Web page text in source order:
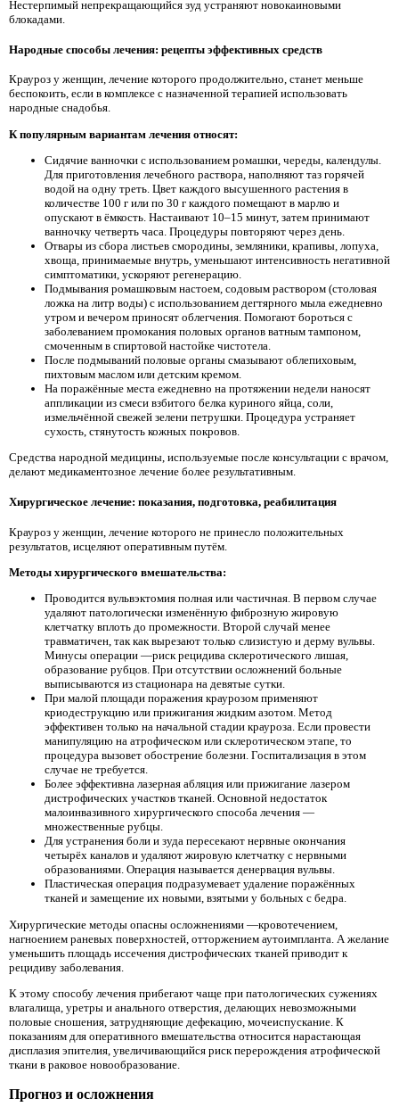
Нестерпимый непрекращающийся зуд устраняют новокаиновыми
блокадами.
Народные способы лечения: рецепты эффективных средств
Крауроз у женщин, лечение которого продолжительно, станет меньше
беспокоить, если в комплексе с назначенной терапией использовать
народные снадобья.
К популярным вариантам лечения относят:
Сидячие ванночки с использованием ромашки, череды, календулы.
Для приготовления лечебного раствора, наполняют таз горячей
водой на одну треть. Цвет каждого высушенного растения в
количестве 100 г или по 30 г каждого помещают в марлю и
опускают в ёмкость. Настаивают 10–15 минут, затем принимают
ванночку четверть часа. Процедуры повторяют через день.
Отвары из сбора листьев смородины, земляники, крапивы, лопуха,
хвоща, принимаемые внутрь, уменьшают интенсивность негативной
симптоматики, ускоряют регенерацию.
Подмывания ромашковым настоем, содовым раствором (столовая
ложка на литр воды) с использованием дегтярного мыла ежедневно
утром и вечером приносят облегчения. Помогают бороться с
заболеванием промокания половых органов ватным тампоном,
смоченным в спиртовой настойке чистотела.
После подмываний половые органы смазывают облепиховым,
пихтовым маслом или детским кремом.
На поражённые места ежедневно на протяжении недели наносят
аппликации из смеси взбитого белка куриного яйца, соли,
измельчённой свежей зелени петрушки. Процедура устраняет
сухость, стянутость кожных покровов.
Средства народной медицины, используемые после консультации с врачом,
делают медикаментозное лечение более результативным.
Хирургическое лечение: показания, подготовка, реабилитация
Крауроз у женщин, лечение которого не принесло положительных
результатов, исцеляют оперативным путём.
Методы хирургического вмешательства:
Проводится вульвэктомия полная или частичная. В первом случае
удаляют патологически изменённую фиброзную жировую
клетчатку вплоть до промежности. Второй случай менее
травматичен, так как вырезают только слизистую и дерму вульвы.
Минусы операции —риск рецидива склеротического лишая,
образование рубцов. При отсутствии осложнений больные
выписываются из стационара на девятые сутки.
При малой площади поражения краурозом применяют
криодеструкцию или прижигания жидким азотом. Метод
эффективен только на начальной стадии крауроза. Если провести
манипуляцию на атрофическом или склеротическом этапе, то
процедура вызовет обострение болезни. Госпитализация в этом
случае не требуется.
Более эффективна лазерная абляция или прижигание лазером
дистрофических участков тканей. Основной недостаток
малоинвазивного хирургического способа лечения —
множественные рубцы.
Для устранения боли и зуда пересекают нервные окончания
четырёх каналов и удаляют жировую клетчатку с нервными
образованиями. Операция называется денервация вульвы.
Пластическая операция подразумевает удаление поражённых
тканей и замещение их новыми, взятыми у больных с бедра.
Хирургические методы опасны осложнениями —кровотечением,
нагноением раневых поверхностей, отторжением аутоимпланта. А желание
уменьшить площадь иссечения дистрофических тканей приводит к
рецидиву заболевания.
К этому способу лечения прибегают чаще при патологических сужениях
влагалища, уретры и анального отверстия, делающих невозможными
половые сношения, затрудняющие дефекацию, мочеиспускание. К
показаниям для оперативного вмешательства относится нарастающая
дисплазия эпителия, увеличивающийся риск перерождения атрофической
ткани в раковое новообразование.
Прогноз и осложнения